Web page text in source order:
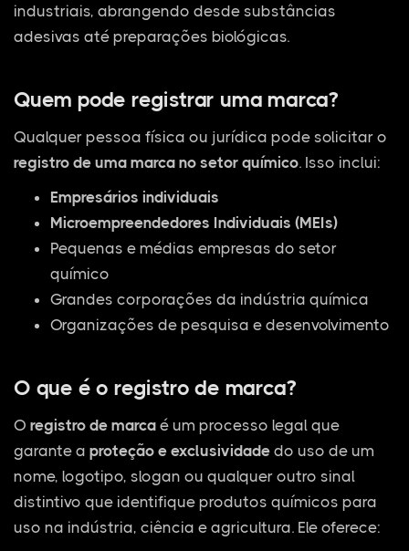
industriais, abrangendo desde substâncias
adesivas até preparações biológicas.
Quem pode registrar uma marca?
Qualquer pessoa física ou jurídica pode solicitar o
registro de uma marca no setor químico. Isso inclui:
Empresários individuais
Microempreendedores Individuais (MEIs)
Pequenas e médias empresas do setor
químico
Grandes corporações da indústria química
Organizações de pesquisa e desenvolvimento
O que é o registro de marca?
O registro de marca é um processo legal que
garante a proteção e exclusividade do uso de um
nome, logotipo, slogan ou qualquer outro sinal
distintivo que identifique produtos químicos para
uso na indústria, ciência e agricultura. Ele oferece: